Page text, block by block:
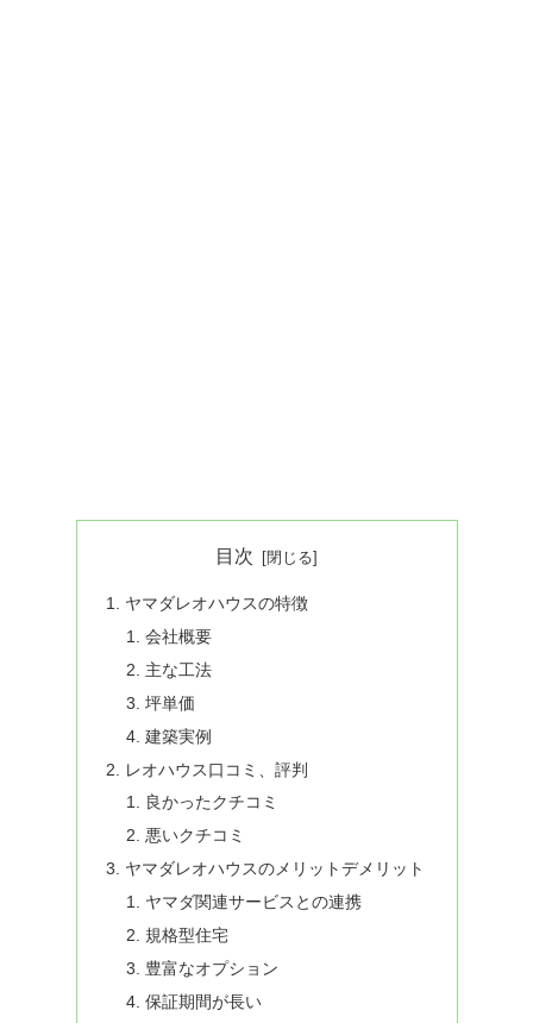
目次
ヤマダレオハウスの特徴
会社概要
主な工法
坪単価
建築実例
レオハウス口コミ、評判
良かったクチコミ
悪いクチコミ
ヤマダレオハウスのメリットデメリット
ヤマダ関連サービスとの連携
規格型住宅
豊富なオプション
保証期間が長い